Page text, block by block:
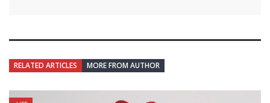
RELATED ARTICLES MORE FROM AUTHOR